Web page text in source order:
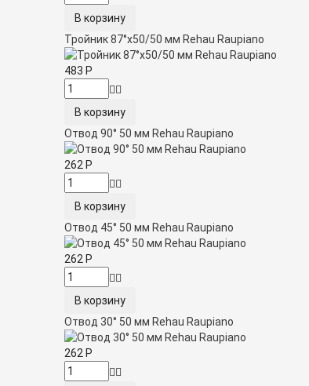
Тройник 87°x50/50 мм Rehau Raupiano
483 Р
Отвод 90° 50 мм Rehau Raupiano
262 Р
Отвод 45° 50 мм Rehau Raupiano
262 Р
Отвод 30° 50 мм Rehau Raupiano
262 Р